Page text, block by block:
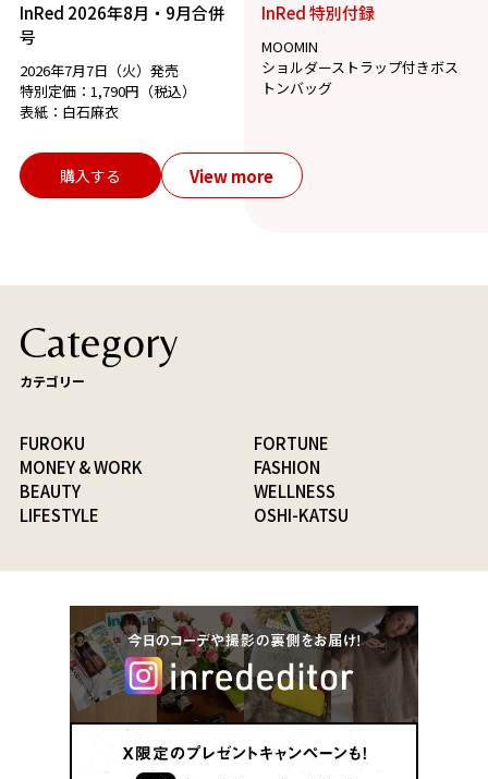
InRed 2026年8月・9月合併
号
2026年7月7日（火）発売
特別定価：1,790円（税込）
表紙：白石麻衣
InRed 特別付録
MOOMIN
ショルダーストラップ付きボス
トンバッグ
購入する View more
Category
カテゴリー
FUROKU
FORTUNE
MONEY & WORK
FASHION
BEAUTY
WELLNESS
LIFESTYLE
OSHI-KATSU